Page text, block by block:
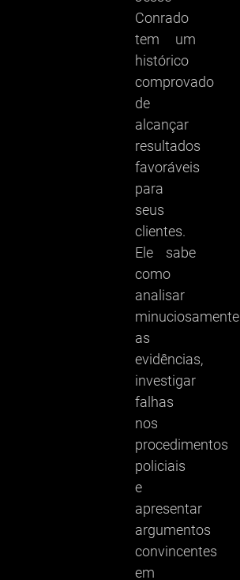
Conrado
tem um
histórico
comprovado
de
alcançar
resultados
favoráveis
para
seus
clientes.
Ele sabe
como
analisar
minuciosamente
as
evidências,
investigar
falhas
nos
procedimentos
policiais
e
apresentar
argumentos
convincentes
em